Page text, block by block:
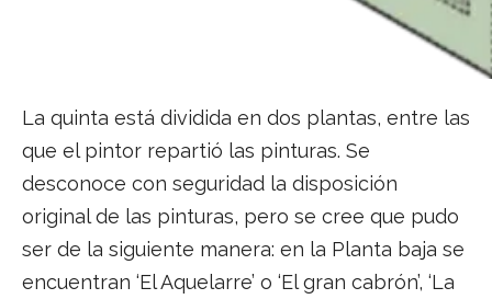
La quinta está dividida en dos plantas, entre las
que el pintor repartió las pinturas. Se
desconoce con seguridad la disposición
original de las pinturas, pero se cree que pudo
ser de la siguiente manera: en la Planta baja se
encuentran ‘El Aquelarre’ o ‘El gran cabrón’, ‘La